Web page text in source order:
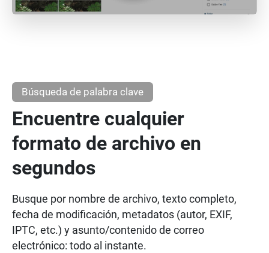
Búsqueda de palabra clave
Encuentre cualquier
formato de archivo en
segundos
Busque por nombre de archivo, texto completo,
fecha de modificación, metadatos (autor, EXIF,
IPTC, etc.) y asunto/contenido de correo
electrónico: todo al instante.